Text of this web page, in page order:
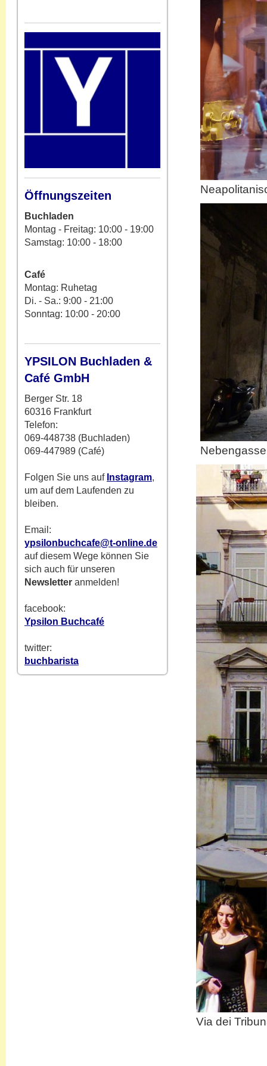
Öffnungszeiten
Buchladen
Montag - Freitag: 10:00 - 19:00
Samstag: 10:00 - 18:00
Café
Montag: Ruhetag
Di. - Sa.: 9:00 - 21:00
Sonntag: 10:00 - 20:00
YPSILON Buchladen &
Café GmbH
Berger Str. 18
60316 Frankfurt
Telefon:
069-448738 (Buchladen)
069-447989 (Café)
Folgen Sie uns auf Instagram,
um auf dem Laufenden zu
bleiben.
Email:
ypsilonbuchcafe@t-online.de
auf diesem Wege können Sie
sich auch für unseren
Newsletter anmelden!
facebook:
Ypsilon Buchcafé
twitter:
buchbarista
Via dei